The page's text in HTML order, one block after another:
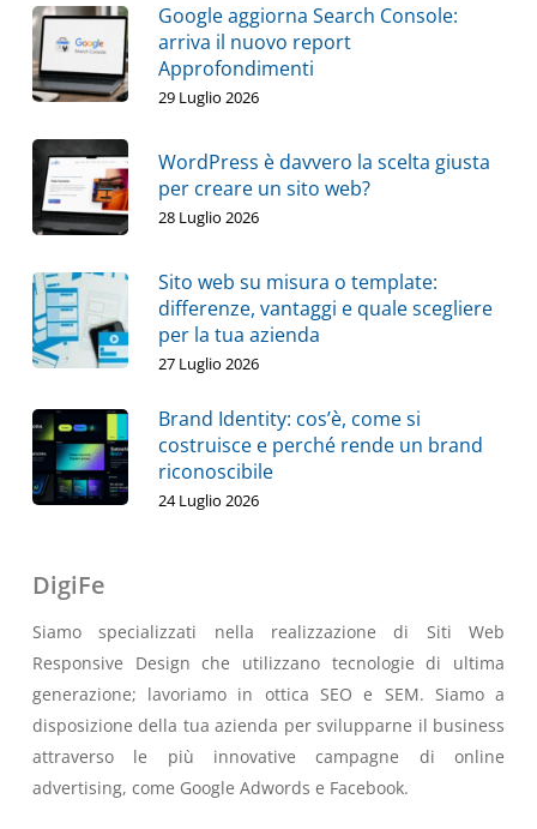
Google aggiorna Search Console:
arriva il nuovo report
Approfondimenti
29 Luglio 2026
WordPress è davvero la scelta giusta
per creare un sito web?
28 Luglio 2026
Sito web su misura o template:
differenze, vantaggi e quale scegliere
per la tua azienda
27 Luglio 2026
Brand Identity: cos’è, come si
costruisce e perché rende un brand
riconoscibile
24 Luglio 2026
DigiFe
Siamo specializzati nella realizzazione di Siti Web
Responsive Design che utilizzano tecnologie di ultima
generazione; lavoriamo in ottica SEO e SEM. Siamo a
disposizione della tua azienda per svilupparne il business
attraverso le più innovative campagne di online
advertising, come Google Adwords e Facebook.